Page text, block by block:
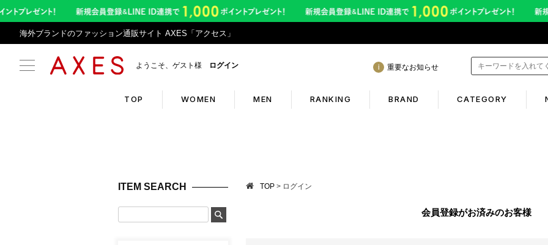
海外ブランドのファッション通販サイト AXES「アクセス」
ようこそ、ゲスト様 ログイン 重要なお知らせ
TOP WOMEN MEN RANKING BRAND CATEGORY
令和8年熊本地震に伴う配送のご案内
ITEM SEARCH TOP ログイン
会員登録がお済みのお客様